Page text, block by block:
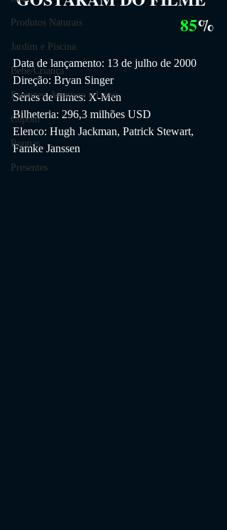
Produtos Naturais
Jardim e Piscina
Bebê/Criança
Esportes, Aventura e Lazer
Cupom
Roupas
Presentes
85%
Data de lançamento: 13 de julho de 2000
Direção: Bryan Singer
Séries de filmes: X-Men
Bilheteria: 296,3 milhões USD
Elenco: Hugh Jackman, Patrick Stewart,
Famke Janssen